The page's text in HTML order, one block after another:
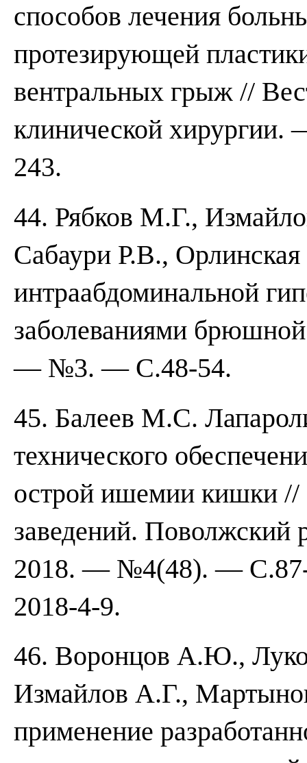
способов лечения
протезирующей
вентральных грыж //
клинической
243.
44. Рябков М.Г.,
Сабаури Р.В.,
интраабдоминальной
заболеваниями
— №3. — С.48-54.
45. Балеев М.С.
технического
острой ишемии кишки
заведений.
2018. — №4(48). — С.87-
2018-4-9.
46. Воронцов А.Ю.,
Измайлов А.Г.,
применение